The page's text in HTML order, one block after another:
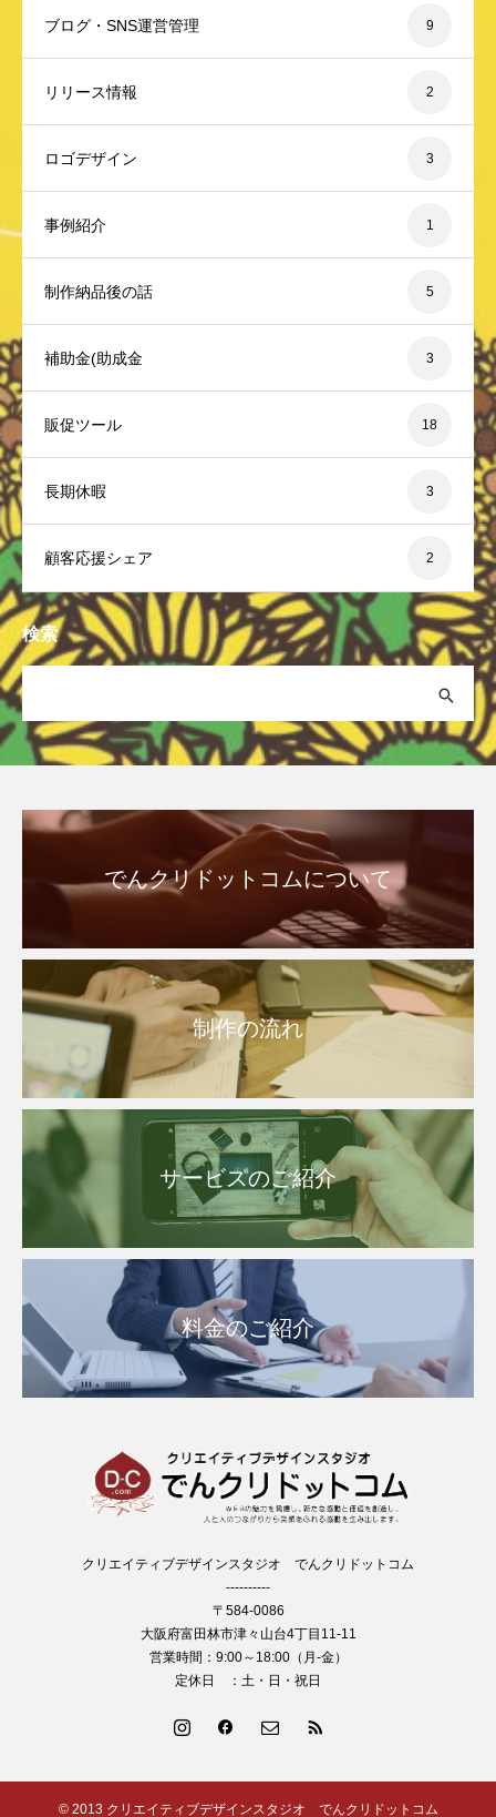
ブログ・SNS運営管理 9
リリース情報 2
ロゴデザイン 3
事例紹介 1
制作納品後の話 5
補助金(助成金 3
販促ツール 18
長期休暇 3
顧客応援シェア 2
検索
でんクリドットコムについて
制作の流れ
サービスのご紹介
料金のご紹介
クリエイティブデザインスタジオ でんクリドットコム
----------
〒584-0086
大阪府富田林市津々山台4丁目11-11
営業時間：9:00～18:00（月-金）
定休日 ：土・日・祝日
© 2013 クリエイティブデザインスタジオ でんクリドットコム